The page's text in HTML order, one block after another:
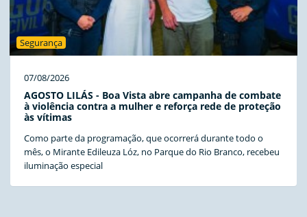
Segurança
07/08/2026
AGOSTO LILÁS - Boa Vista abre campanha de combate
à violência contra a mulher e reforça rede de proteção
às vítimas
Como parte da programação, que ocorrerá durante todo o
mês, o Mirante Edileuza Lóz, no Parque do Rio Branco, recebeu
iluminação especial